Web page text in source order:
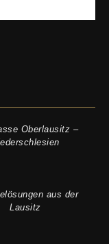
Oberlausitz –
aus der
Lausitz